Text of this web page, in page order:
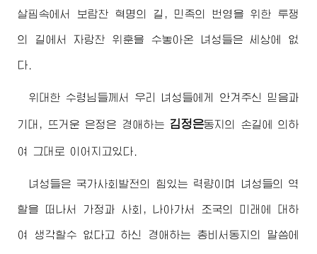
살핌속에서 보람찬 혁명의 길, 민족의 번영을 위한 투쟁
의 길에서 자랑찬 위훈을 수놓아온 녀성들은 세상에 없
다.
위대한 수령님들께서 우리 녀성들에게 안겨주신 믿음과
기대, 뜨거운 은정은 경애하는 김정은동지 의 손길에 의하
여 그대로 이어지고있다.
녀성들은 국가사회발전의 힘있는 력량이며 녀성들의 역
할을 떠나서 가정과 사회, 나아가서 조국의 미래에 대하
여 생각할수 없다고 하신 경애하는 총비서동지의 말씀에